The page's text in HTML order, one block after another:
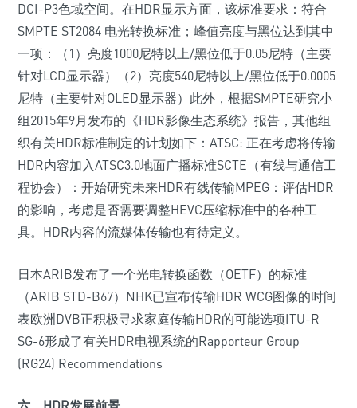
DCI-P3色域空间。在HDR显示方面，该标准要求：符合
SMPTE ST2084 电光转换标准；峰值亮度与黑位达到其中
一项：（1）亮度1000尼特以上/黑位低于0.05尼特（主要
针对LCD显示器）（2）亮度540尼特以上/黑位低于0.0005
尼特（主要针对OLED显示器）此外，根据SMPTE研究小
组2015年9月发布的《HDR影像生态系统》报告，其他组
织有关HDR标准制定的计划如下：ATSC: 正在考虑将传输
HDR内容加入ATSC3.0地面广播标准SCTE（有线与通信工
程协会）：开始研究未来HDR有线传输MPEG：评估HDR
的影响，考虑是否需要调整HEVC压缩标准中的各种工
具。HDR内容的流媒体传输也有待定义。
日本ARIB发布了一个光电转换函数（OETF）的标准
（ARIB STD-B67）NHK已宣布传输HDR WCG图像的时间
表欧洲DVB正积极寻求家庭传输HDR的可能选项ITU-R
SG-6形成了有关HDR电视系统的Rapporteur Group
(RG24) Recommendations